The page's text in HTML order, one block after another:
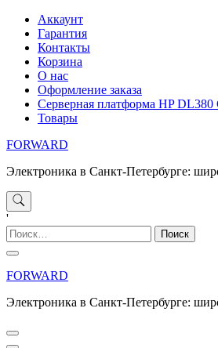
Перейти
содержимому
Аккаунт
Гарантия
Контакты
Корзина
О нас
Оформление заказа
Серверная платформа HP DL380
Товары
FORWARD
Электроника в Санкт-Петербурге:
'
Найти:
FORWARD
Электроника в Санкт-Петербурге: